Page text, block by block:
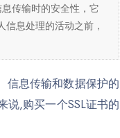
传输时的安全性，它
息处理的活动之前，
信息传输和数据保护的
说,购买一个SSL证书的